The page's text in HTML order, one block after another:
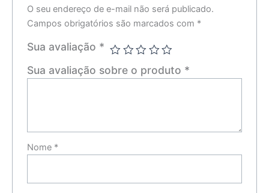
O seu endereço de e-mail não será publicado.
Campos obrigatórios são marcados com *
Sua avaliação *
Sua avaliação sobre o produto *
Nome *